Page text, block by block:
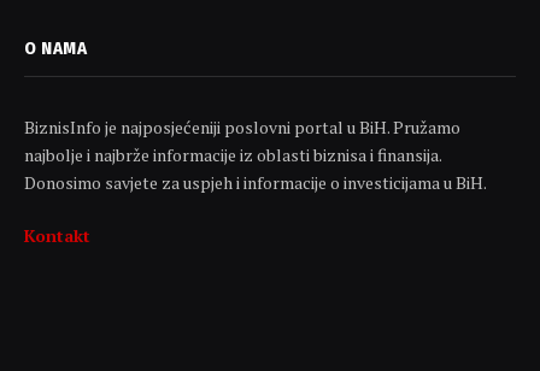
O NAMA
BiznisInfo je najposjećeniji poslovni portal u BiH. Pružamo
najbolje i najbrže informacije iz oblasti biznisa i finansija.
Donosimo savjete za uspjeh i informacije o investicijama u BiH.
Kontakt